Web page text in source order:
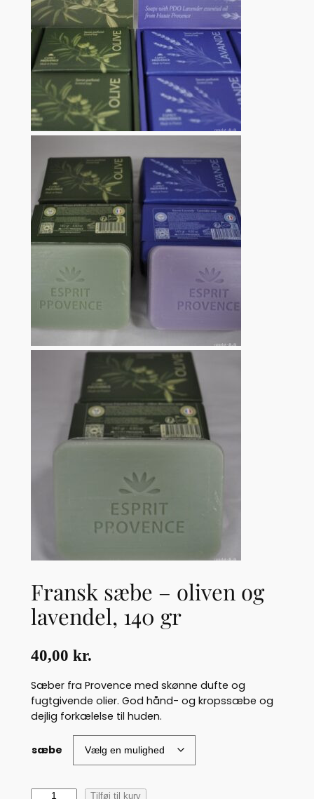
Fransk sæbe – oliven og
lavendel, 140 gr
40,00 kr.
Sæber fra Provence med skønne dufte og
fugtgivende olier. God hånd- og kropssæbe og
dejlig forkælelse til huden.
sæbe
Tilføj til kurv